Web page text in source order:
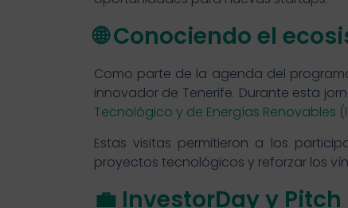
🌐 Conociendo el
Como parte de la agenda del
innovador de Tenerife. Durante esta
Tecnológico y de Energías Renovables
Estas visitas permitieron a los
proyectos tecnológicos y reforzar los
💼 InvestorDay y